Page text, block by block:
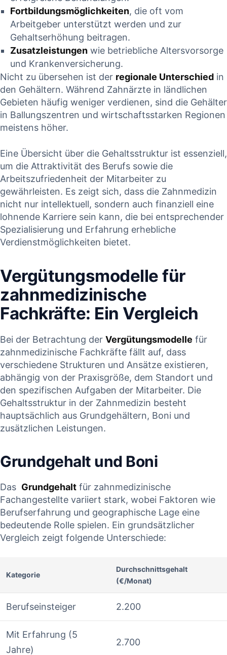
Fortbildungsmöglichkeiten, die oft vom
‍Arbeitgeber unterstützt werden und​ zur ​
Gehaltserhöhung beitragen.
Zusatzleistungen ‍wie ​betriebliche Altersvorsorge
und Krankenversicherung.
Nicht zu übersehen ‍ist der regionale Unterschied in
den⁤ Gehältern. Während Zahnärzte⁣ in‍ ländlichen
Gebieten häufig ​weniger verdienen,⁤ sind die Gehälter
in Ballungszentren und ‌wirtschaftsstarken ⁢Regionen‍
meistens höher. ‌
Eine ⁢Übersicht ​über die⁤ Gehaltsstruktur ist essenziell,
um ‌die Attraktivität ​des Berufs sowie die
Arbeitszufriedenheit der Mitarbeiter zu
gewährleisten. Es zeigt sich, dass‌ die Zahnmedizin
nicht nur‌ intellektuell, ‍sondern auch finanziell eine
lohnende Karriere sein kann, die bei entsprechender
‍Spezialisierung und Erfahrung erhebliche
Verdienstmöglichkeiten bietet.
Vergütungsmodelle für
zahnmedizinische
Fachkräfte: Ein Vergleich
Bei⁢ der Betrachtung​ der Vergütungsmodelle ‍für
zahnmedizinische Fachkräfte fällt auf, dass
verschiedene Strukturen und Ansätze existieren,
abhängig von der Praxisgröße, ‍dem Standort und
den⁢ spezifischen Aufgaben ‍der Mitarbeiter. Die
Gehaltsstruktur in der Zahnmedizin besteht
hauptsächlich aus‍ Grundgehältern, Boni und
zusätzlichen Leistungen.
Grundgehalt und‍ Boni
Das ‍ Grundgehalt für zahnmedizinische⁣
Fachangestellte variiert stark, wobei ⁣Faktoren wie
Berufserfahrung und geographische Lage eine
‍bedeutende Rolle spielen. Ein ⁤grundsätzlicher
Vergleich zeigt folgende Unterschiede:
Kategorie
Durchschnittsgehalt
(€/Monat)
Berufseinsteiger 2.200
Mit Erfahrung (5
Jahre)
2.700